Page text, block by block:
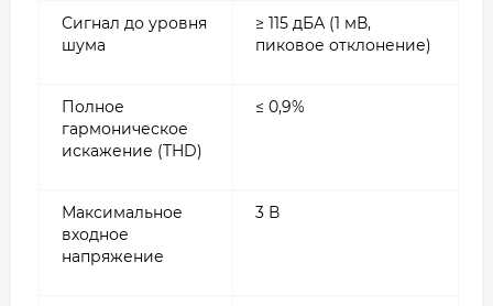
Сигнал до уровня
шума
≥ 115 дБА (1 мВ,
пиковое отклонение)
Полное
гармоническое
искажение (THD)
≤ 0,9%
Максимальное
входное
напряжение
3 В